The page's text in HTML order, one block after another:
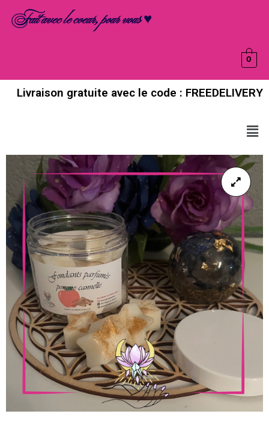
Fait avec le coeur, pour vous ♥
0
Livraison gratuite avec le code : FREEDELIVERY